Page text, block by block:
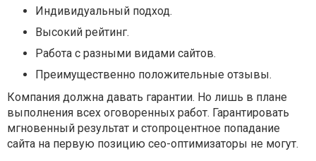
Индивидуальный подход.
Высокий рейтинг.
Работа с разными видами сайтов.
Преимущественно положительные отзывы.
Компания должна давать гарантии. Но лишь в плане
выполнения всех оговоренных работ. Гарантировать
мгновенный результат и стопроцентное попадание
сайта на первую позицию сео-оптимизаторы не могут.